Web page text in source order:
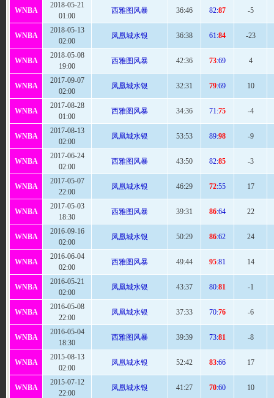
WNBA
2018-05-21
01:00
西雅图风暴 36:46 82:87 -5
WNBA
2018-05-13
02:00
凤凰城水银 36:38 61:84 -23
WNBA
2018-05-08
19:00
西雅图风暴 42:36 73:69 4
WNBA
2017-09-07
02:00
凤凰城水银 32:31 79:69 10
WNBA
2017-08-28
01:00
西雅图风暴 34:36 71:75 -4
WNBA
2017-08-13
02:00
凤凰城水银 53:53 89:98 -9
WNBA
2017-06-24
02:00
西雅图风暴 43:50 82:85 -3
WNBA
2017-05-07
22:00
凤凰城水银 46:29 72:55 17
WNBA
2017-05-03
18:30
西雅图风暴 39:31 86:64 22
WNBA
2016-09-16
02:00
凤凰城水银 50:29 86:62 24
WNBA
2016-06-04
02:00
西雅图风暴 49:44 95:81 14
WNBA
2016-05-21
02:00
凤凰城水银 43:37 80:81 -1
WNBA
2016-05-08
22:00
凤凰城水银 37:33 70:76 -6
WNBA
2016-05-04
18:30
西雅图风暴 39:39 73:81 -8
WNBA
2015-08-13
02:00
凤凰城水银 52:42 83:66 17
WNBA
2015-07-12
22:00
凤凰城水银 41:27 70:60 10